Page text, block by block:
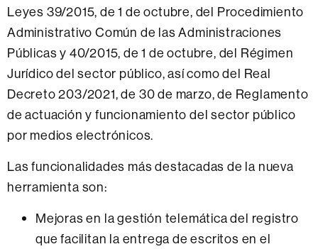
Leyes 39/2015, de 1 de octubre, del Procedimiento
Administrativo Común de las Administraciones
Públicas y 40/2015, de 1 de octubre, del Régimen
Jurídico del sector público, así como del Real
Decreto 203/2021, de 30 de marzo, de Reglamento
de actuación y funcionamiento del sector público
por medios electrónicos.
Las funcionalidades más destacadas de la nueva
herramienta son:
Mejoras en la gestión telemática del registro
que facilitan la entrega de escritos en el